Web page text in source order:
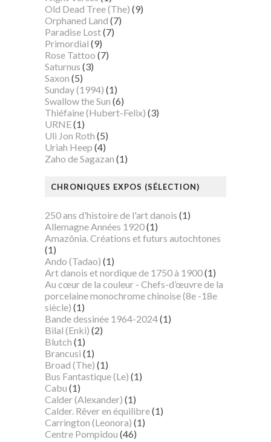
Old Dead Tree (The) (9)
Orphaned Land (7)
Paradise Lost(7)
Primordial (9)
Rose Tattoo (7)
Saturnus (3)
Saxon (5)
Sunday (1994) (1)
Swallow the Sun (6)
Thiéfaine (Hubert-Felix) (3)
URNE(1)
Uli Jon Roth (5)
Uriah Heep (4)
Zaho de Sagazan (1)
CHRONIQUES EXPOS (SÉLECTION)
250 ans d'histoire de l'art danois (1)
Allemagne Années 1920(1)
Amazônia. Créations et futurs autochtones
(1)
Ando (Tadao) (1)
Art danois et nordique de 1750 à 1900(1)
Au cœur de la couleur - Chefs-d’œuvre de la
porcelaine monochrome chinoise (8e -18e
siècle) (1)
Bande dessinée 1964-2024(1)
Bilal (Enki) (2)
Blutch (1)
Brancusi (1)
Broad (The) (1)
Bus Fantastique (Le) (1)
Cabu (1)
Calder (Alexander) (1)
Calder. Rêver en équilibre(1)
Carrington (Leonora) (1)
Centre Pompidou (46)